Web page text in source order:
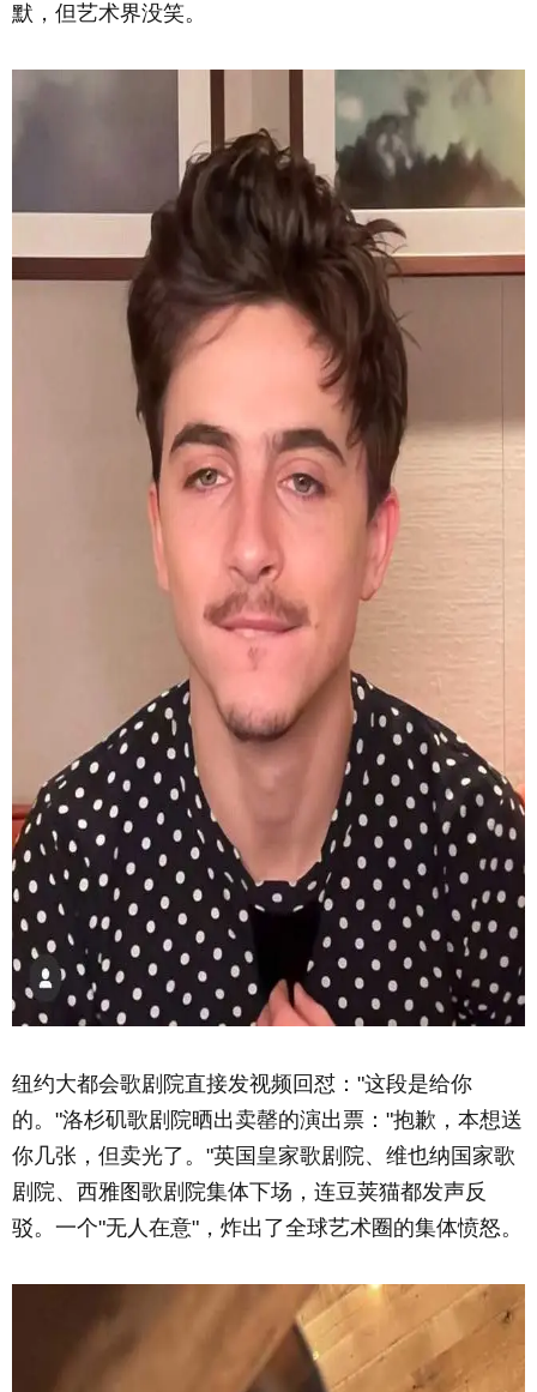
默，但艺术界没笑。
纽约大都会歌剧院直接发视频回怼："这段是给你
的。"洛杉矶歌剧院晒出卖罄的演出票："抱歉，本想送
你几张，但卖光了。"英国皇家歌剧院、维也纳国家歌
剧院、西雅图歌剧院集体下场，连豆荚猫都发声反
驳。一个"无人在意"，炸出了全球艺术圈的集体愤怒。